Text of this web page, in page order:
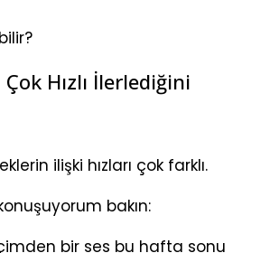
Hızlı İlerlediğini
ilişki hızları çok farklı.
bakın:
içimden bir ses bu hafta sonu